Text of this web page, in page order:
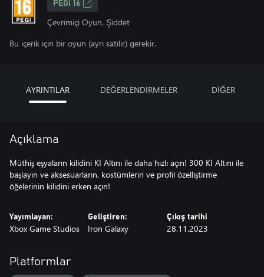
PEGI 16
Çevrimiçi Oyun, Şiddet
Bu içerik için bir oyun (ayrı satılır) gerekir.
AYRINTILAR DEĞERLENDİRMELER DİĞER
Açıklama
Müthiş eşyaların kilidini KI Altını ile daha hızlı açın! 300 KI Altını ile
başlayın ve aksesuarların, kostümlerin ve profil özelliştirme
öğelerinin kilidini erken açın!
Yayımlayan:
Xbox Game Studios
Geliştiren:
Iron Galaxy
Çıkış tarihi
28.11.2023
Platformlar